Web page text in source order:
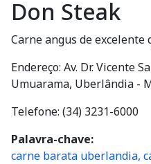
Don Steak
Carne angus de excelente
Endereço: Av. Dr. Vicente
Umuarama, Uberlândia -
Telefone: (34) 3231-6000
Palavra-chave
carne barata uberlandia,